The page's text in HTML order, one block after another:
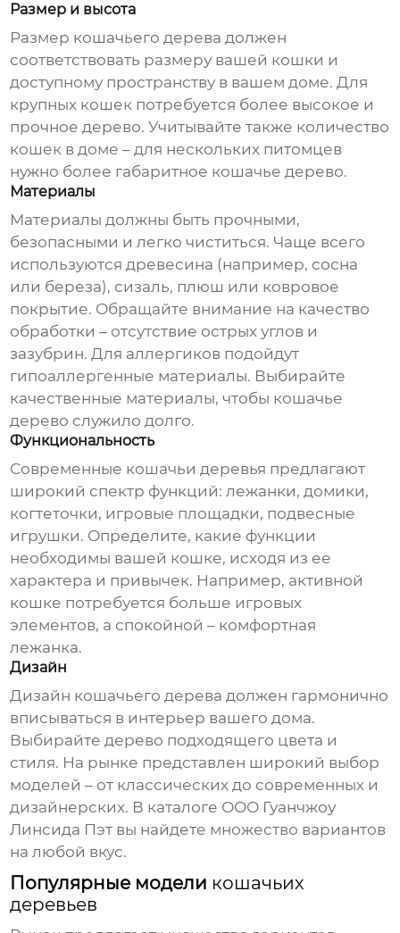
Размер и высота
Размер кошачьего дерева должен
соответствовать размеру вашей кошки и
доступному пространству в вашем доме. Для
крупных кошек потребуется более высокое и
прочное дерево. Учитывайте также количество
кошек в доме – для нескольких питомцев
нужно более габаритное кошачье дерево.
Материалы
Материалы должны быть прочными,
безопасными и легко чиститься. Чаще всего
используются древесина (например, сосна
или береза), сизаль, плюш или ковровое
покрытие. Обращайте внимание на качество
обработки – отсутствие острых углов и
зазубрин. Для аллергиков подойдут
гипоаллергенные материалы. Выбирайте
качественные материалы, чтобы кошачье
дерево служило долго.
Функциональность
Современные кошачьи деревья предлагают
широкий спектр функций: лежанки, домики,
когтеточки, игровые площадки, подвесные
игрушки. Определите, какие функции
необходимы вашей кошке, исходя из ее
характера и привычек. Например, активной
кошке потребуется больше игровых
элементов, а спокойной – комфортная
лежанка.
Дизайн
Дизайн кошачьего дерева должен гармонично
вписываться в интерьер вашего дома.
Выбирайте дерево подходящего цвета и
стиля. На рынке представлен широкий выбор
моделей – от классических до современных и
дизайнерских. В каталоге ООО Гуанчжоу
Линсида Пэт вы найдете множество вариантов
на любой вкус.
Популярные модели кошачьих
деревьев